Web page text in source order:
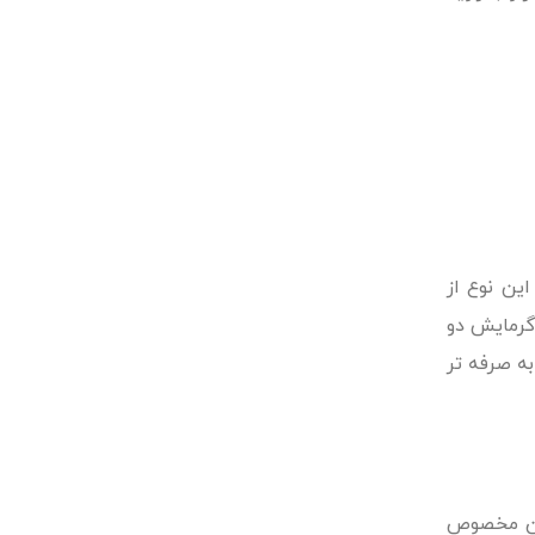
نوع از
دو
صرفه تر
آن مخصوص